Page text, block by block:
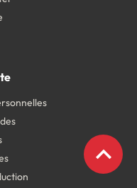
expand_less